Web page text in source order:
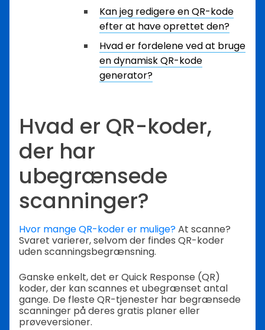
Kan jeg redigere en QR-kode
efter at have oprettet den?
Hvad er fordelene ved at bruge
en dynamisk QR-kode
generator?
Hvad er QR-koder,
der har
ubegrænsede
scanninger?
Hvor mange QR-koder er mulige?At scanne?
Svaret varierer, selvom der findes QR-koder
uden scanningsbegrænsning.
Ganske enkelt, det er Quick Response (QR)
koder, der kan scannes et ubegrænset antal
gange. De fleste QR-tjenester har begrænsede
scanninger på deres gratis planer eller
prøveversioner.